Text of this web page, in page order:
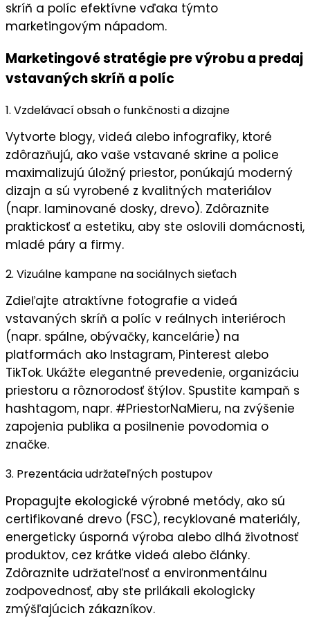
skríň a políc efektívne vďaka týmto
marketingovým nápadom.
Marketingové stratégie pre výrobu a predaj
vstavaných skríň a políc
1. Vzdelávací obsah o funkčnosti a dizajne
Vytvorte blogy, videá alebo infografiky, ktoré
zdôrazňujú, ako vaše vstavané skrine a police
maximalizujú úložný priestor, ponúkajú moderný
dizajn a sú vyrobené z kvalitných materiálov
(napr. laminované dosky, drevo). Zdôraznite
praktickosťa estetiku, aby ste oslovili domácnosti,
mladé páry a firmy.
2. Vizuálne kampane na sociálnych sieťach
Zdieľajte atraktívne fotografie a videá
vstavaných skríň a políc v reálnych interiéroch
(napr. spálne, obývačky, kancelárie) na
platformách ako Instagram, Pinterest alebo
TikTok. Ukážte elegantné prevedenie, organizáciu
priestoru a rôznorodosť štýlov. Spustite kampaň s
hashtagom, napr. #PriestorNaMieru, na zvýšenie
zapojenia publika a posilnenie povodomia o
značke.
3. Prezentácia udržateľných postupov
Propagujte ekologické výrobné metódy, ako sú
certifikované drevo (FSC), recyklované materiály,
energeticky úsporná výroba alebo dlhá životnosť
produktov, cez krátke videá alebo články.
Zdôraznite udržateľnosťa environmentálnu
zodpovednosť, aby ste prilákali ekologicky
zmýšľajúcich zákazníkov.